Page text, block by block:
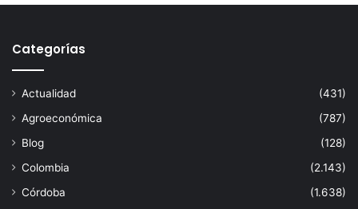
Categorías
Actualidad
(431)
Agroeconómica
(787)
Blog
(128)
Colombia
(2.143)
Córdoba
(1.638)